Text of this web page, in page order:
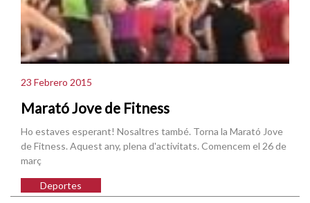
23 Febrero 2015
Marató Jove de Fitness
Ho estaves esperant! Nosaltres també. Torna la Marató Jove
de Fitness. Aquest any, plena d'activitats. Comencem el 26 de
març
Deportes